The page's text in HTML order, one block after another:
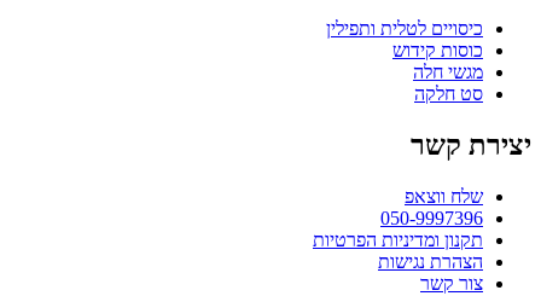
כיסויים לטלית ותפילין
כוסות קידוש
מגשי חלה
סט חלקה
יצירת קשר
שלח ווצאפ
050-9997396
תקנון ומדיניות הפרטיות
הצהרת נגישות
צור קשר